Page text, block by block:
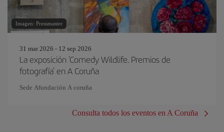
Imagen: Pressmaster
31 mar 2026 - 12 sep 2026
La exposición 'Comedy Wildlife. Premios de
fotografía' en A Coruña
Sede Afundación A coruña
Consulta todos los eventos en A Coruña